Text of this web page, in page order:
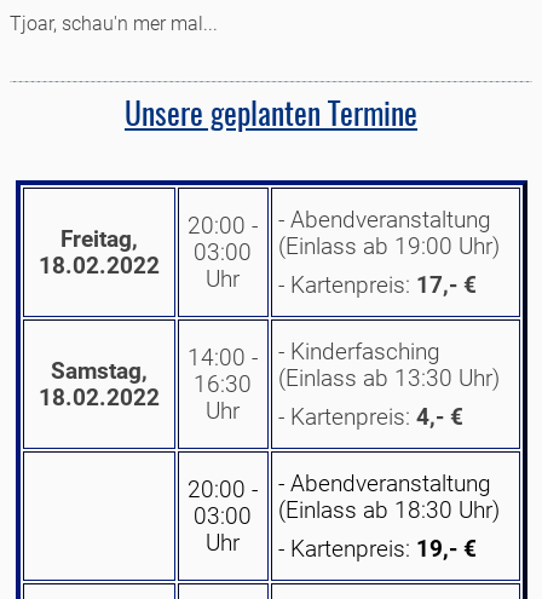
Tjoar, schau'n mer mal...
Unsere geplanten Termine
Freitag,
18.02.2022
20:00 -
03:00
Uhr
- Abendveranstaltung
(Einlass ab 19:00 Uhr)
- Kartenpreis: 17,- €
Samstag,
18.02.2022
14:00 -
16:30
Uhr
- Kinderfasching
(Einlass ab 13:30 Uhr)
- Kartenpreis: 4,- €
20:00 -
03:00
Uhr
- Abendveranstaltung
(Einlass ab 18:30 Uhr)
- Kartenpreis: 19,- €